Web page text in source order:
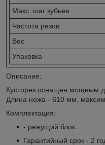
Макс. шаг зубьев
Частота резов
Вес
Упаковка
Описание:
Кусторез оснащен мощным
Длина ножа - 610 мм,
Комплектация:
- режущий блок
Гарантийный срок - 2